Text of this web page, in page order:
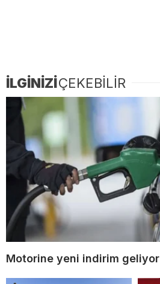
İLGİNİZİÇEKEBİLİR
Motorine yeni indirim geliyor